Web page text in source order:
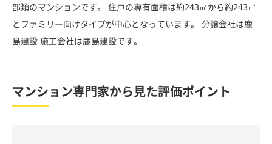
部類のマンションです。 住戸の専有面積は約243㎡から約243㎡
とファミリー向けタイプが中心となっています。 分譲会社は鹿
島建設 施工会社は鹿島建設です。
マンション専門家から見た評価ポイント